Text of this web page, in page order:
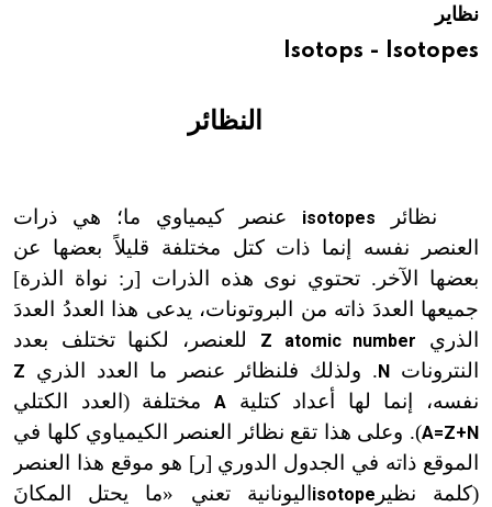
نظاير
Isotops - Isotopes
النظائر
نظائر isotopes عنصر كيمياوي ما؛ هي ذرات
العنصر نفسه إنما ذات كتل مختلفة قليلاً بعضها عن
بعضها الآخر. تحتوي نوى هذه الذرات [ر: نواة الذرة]
جميعها العددَ ذاته من البروتونات، يدعى هذا العددُ العددَ
الذري
Z atomic number
للعنصر، لكنها تختلف بعدد
النترونات
N . ولذلك فلنظائر عنصر ما العدد الذري Z
نفسه، إنما لها أعداد كتليةA مختلفة (العدد الكتلي
A=Z+N). وعلى هذا تقع نظائر العنصر الكيمياوي كلها في
الموقع ذاته في الجدول الدوري [ر] هو موقع هذا العنصر
(كلمة نظير isotope اليونانية تعني «ما يحتل المكانَ